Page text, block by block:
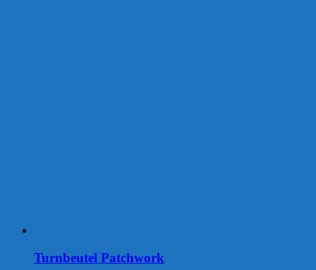
Turnbeutel Patchwork